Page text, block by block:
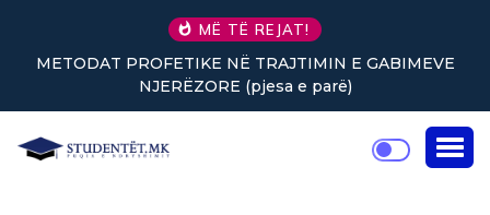
MË TË REJAT!
METODAT PROFETIKE NË TRAJTIMIN E GABIMEVE
NJERËZORE (pjesa e parë)